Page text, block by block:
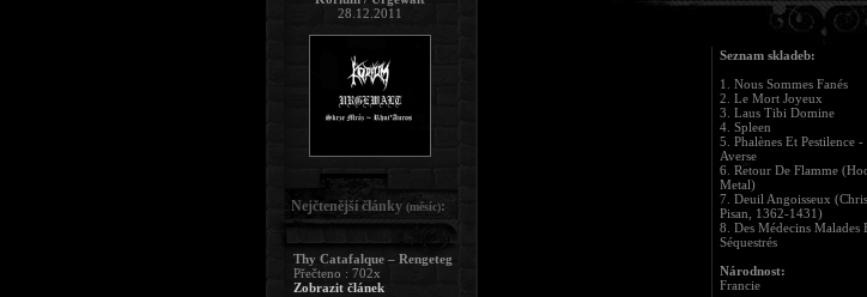
Seznam skladeb:
1. Nous Sommes Fanés
2. Le Mort Joyeux
3. Laus Tibi Domine
4. Spleen
5. Phalènes Et Pestilence
Averse
6. Retour De Flamme
Metal)
7. Deuil Angoisseux
Pisan, 1362-1431)
8. Des Médecins Malades
Séquestrés
Národnost:
Francie
28.12.2011
Nejčtenější články (měsíc):
Thy Catafalque – Rengeteg
Přečteno : 702x
Zobrazit článek